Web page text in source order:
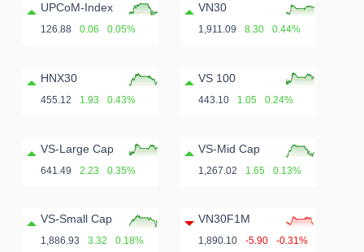
UPCoM-Index
126.88 0.06 0.05%
VN30
1,911.09 8.30 0.44%
HNX30
455.12 1.93 0.43%
VS 100
443.10 1.05 0.24%
VS-Large Cap
641.49 2.23 0.35%
VS-Mid Cap
1,267.02 1.65 0.13%
VS-Small Cap
1,886.93 3.32 0.18%
VN30F1M
1,890.10 -5.90 -0.31%